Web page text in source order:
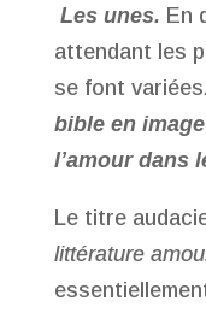
Les unes. En
attendant les
se font variées.
bible en
l’amour dans
Le titre
littérature